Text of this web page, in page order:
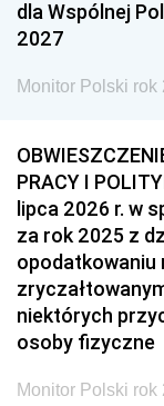
dla Wspólnej
2027
Monitor Polski rok
PRACY I
lipca 2026 r. w
za rok 2025 z
opodatkowaniu
niektórych
osoby fizyczne
Monitor Polski rok